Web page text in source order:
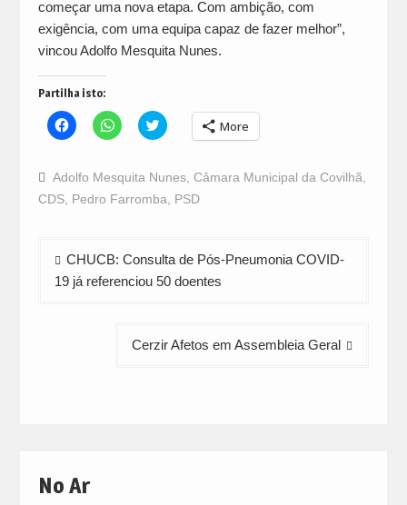
começar uma nova etapa. Com ambição, com
exigência, com uma equipa capaz de fazer melhor”,
vincou Adolfo Mesquita Nunes.
Partilha isto:
Click
to
Facebook
(Opens
in
new
Click
to
WhatsApp
(Opens
in
new
Click
to
Twitter
(Opens
new
More
Adolfo Mesquita Nunes, Câmara Municipal da Covilhã
CDS, Pedro Farromba PSD
Navegação
de
CHUCB: Consulta de Pós-Pneumonia COVID-
19 já referenciou 50 doentes
Cerzir Afetos em Assembleia Geral
No Ar